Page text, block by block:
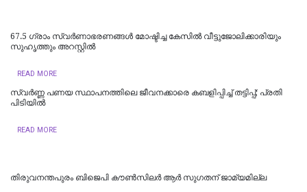
67.5 ഗ്രാം സ്വർണാഭരണങ്ങൾ മോഷ്ടിച്ച കേസിൽ വീട്ടുജോലിക്കാരിയും
സുഹൃത്തും അറസ്റ്റിൽ
READ MORE
സ്വർണ്ണ പണയ സ്ഥാപനത്തിലെ ജീവനക്കാരെ കബളിപ്പിച്ച് തട്ടിപ്പ്; പ്രതി
പിടിയില്‍
READ MORE
തിരുവനന്തപുരം ബിജെപി കൗൺസിലർ ആർ സുഗതന് ജാമ്യമില്ല